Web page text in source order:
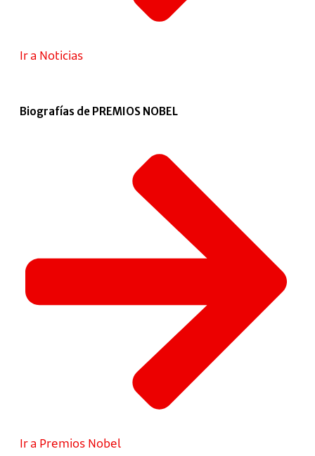
Ir a Noticias
Biografías de PREMIOS NOBEL
Ir a Premios Nobel